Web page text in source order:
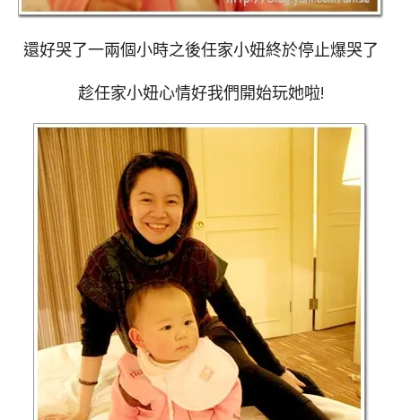
還好哭了一兩個小時之後任家小妞終於停止爆哭了
趁任家小妞心情好我們開始玩她啦!